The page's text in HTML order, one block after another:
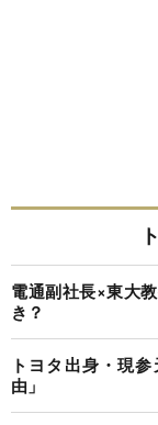
電通副社長×東大
き？
トヨタ出身・現
由」